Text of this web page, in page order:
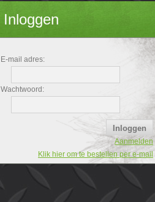
Inloggen
E-mail adres:
Wachtwoord:
Aanmelden
Klik hier om te bestellen per e-mail